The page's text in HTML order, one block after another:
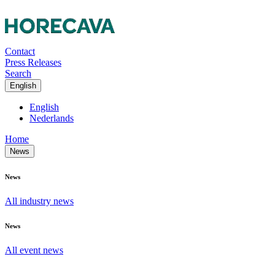
Contact
Press Releases
Search
English
English
Nederlands
Home
News
News
All industry news
News
All event news